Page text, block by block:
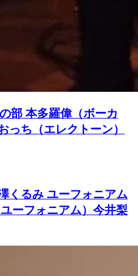
部 本多羅偉（ボーカ
っち（エレクトーン）
くるみ ユーフォニアム
ーフォニアム）今井梨